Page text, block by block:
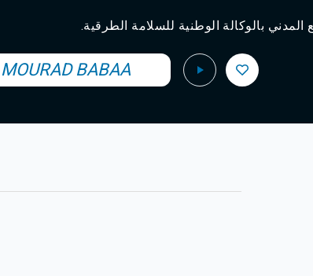
بالوكالة الوطنية للسلامة الطرقية.
MOURAD BABAA